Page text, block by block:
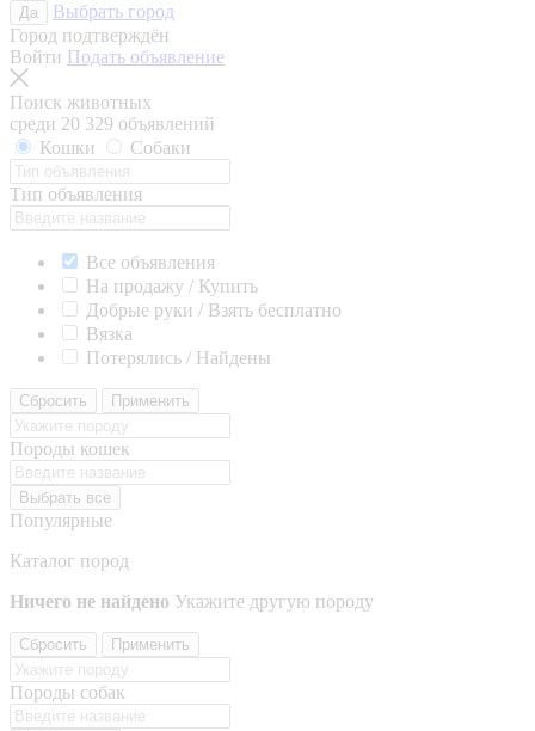
Да
Выбрать город
Город подтверждён
Войти Подать объявление
Поиск животных
среди 20 329 объявлений
Кошки
Собаки
Тип объявления
Все объявления
На продажу / Купить
Добрые руки / Взять бесплатно
Вязка
Потерялись / Найдены
Сбросить Применить
Породы кошек
Выбрать все
Популярные
Каталог пород
Ничего не найдено Укажите другую породу
Сбросить Применить
Породы собак